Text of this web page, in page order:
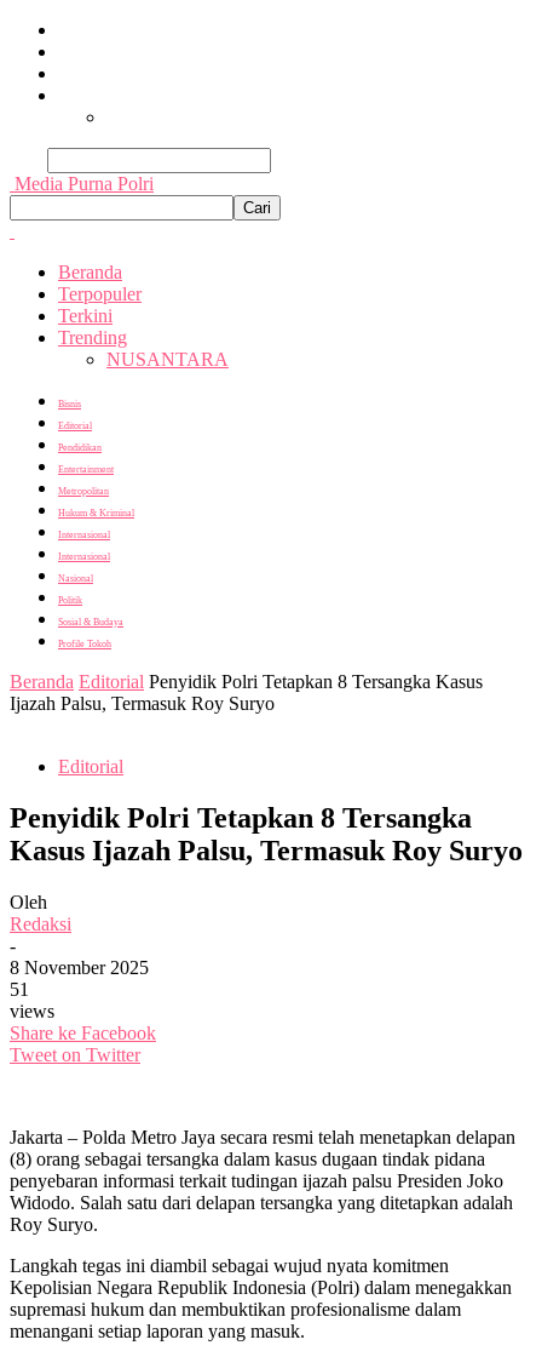
Media Purna Polri
Beranda
Terpopuler
Terkini
Trending
NUSANTARA
Bisnis
Editorial
Pendidikan
Entertainment
Metropolitan
Hukum & Kriminal
Internasional
Internasional
Nasional
Politik
Sosial & Budaya
Profile Tokoh
Beranda Editorial Penyidik Polri Tetapkan 8 Tersangka Kasus
Ijazah Palsu, Termasuk Roy Suryo
Editorial
Penyidik Polri Tetapkan 8 Tersangka
Kasus Ijazah Palsu, Termasuk Roy Suryo
Oleh
Redaksi
-
8 November 2025
51
views
Share ke Facebook
Tweet on Twitter
Jakarta – Polda Metro Jaya secara resmi telah menetapkan delapan
(8) orang sebagai tersangka dalam kasus dugaan tindak pidana
penyebaran informasi terkait tudingan ijazah palsu Presiden Joko
Widodo. Salah satu dari delapan tersangka yang ditetapkan adalah
Roy Suryo.
Langkah tegas ini diambil sebagai wujud nyata komitmen
Kepolisian Negara Republik Indonesia (Polri) dalam menegakkan
supremasi hukum dan membuktikan profesionalisme dalam
menangani setiap laporan yang masuk.